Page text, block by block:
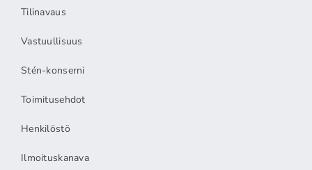
Tilinavaus
Vastuullisuus
Stén-konserni
Toimitusehdot
Henkilöstö
Ilmoituskanava